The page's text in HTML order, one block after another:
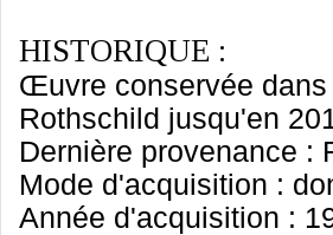
HISTORIQUE :
Œuvre conservée dans
Rothschild jusqu'en
Dernière provenance :
Mode d'acquisition :
Année d'acquisition :